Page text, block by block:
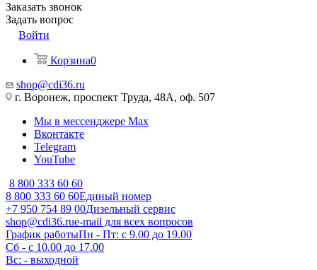
Заказать звонок
Задать вопрос
Войти
Корзина0
shop@cdi36.ru
г. Воронеж, проспект Труда, 48А, оф. 507
Мы в мессенджере Max
Вконтакте
Telegram
YouTube
8 800 333 60 60
8 800 333 60 60Единый номер
+7 950 754 89 00Дизельный сервис
shop@cdi36.rue-mail для всех вопросов
График работыПн - Пт: с 9.00 до 19.00
Сб - с 10.00 до 17.00
Вс: - выходной